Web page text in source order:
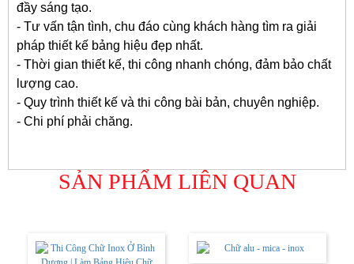
đầy sáng tạo.
- Tư vấn tận tình, chu đáo cùng khách hàng tìm ra giải
pháp thiết kế bảng hiệu đẹp nhất.
- Thời gian thiết kế, thi công nhanh chóng, đảm bảo chất
lượng cao.
- Quy trình thiết kế và thi công bài bản, chuyên nghiệp.
- Chi phí phải chăng.
SẢN PHẨM LIÊN QUAN